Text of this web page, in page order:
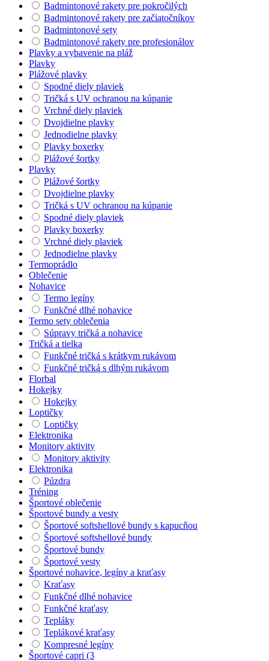
Badmintonové rakety pre pokročilých
Badmintonové rakety pre začiatočníkov
Badmintonové sety
Badmintonové rakety pre profesionálov
Plavky a vybavenie na pláž
Plavky
Plážové plavky
Spodné diely plaviek
Tričká s UV ochranou na kúpanie
Vrchné diely plaviek
Dvojdielne plavky
Jednodielne plavky
Plavky boxerky
Plážové šortky
Plavky
Plážové šortky
Dvojdielne plavky
Tričká s UV ochranou na kúpanie
Spodné diely plaviek
Plavky boxerky
Vrchné diely plaviek
Jednodielne plavky
Termoprádlo
Oblečenie
Nohavice
Termo legíny
Funkčné dlhé nohavice
Termo sety oblečenia
Súpravy tričká a nohavice
Tričká a tielka
Funkčné tričká s krátkym rukávom
Funkčné tričká s dlhým rukávom
Florbal
Hokejky
Hokejky
Loptičky
Loptičky
Elektronika
Monitory aktivity
Monitory aktivity
Elektronika
Púzdra
Tréning
Športové oblečenie
Športové bundy a vesty
Športové softshellové bundy s kapucňou
Športové softshellové bundy
Športové bundy
Športové vesty
Športové nohavice, legíny a kraťasy
Kraťasy
Funkčné dlhé nohavice
Funkčné kraťasy
Tepláky
Teplákové kraťasy
Kompresné legíny
Športové capri (3